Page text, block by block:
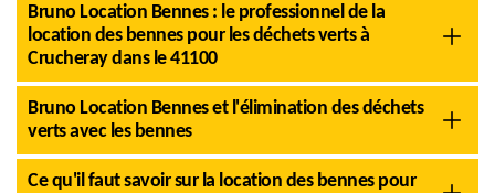
Bruno Location Bennes : le professionnel de la
location des bennes pour les déchets verts à
Crucheray dans le 41100
Bruno Location Bennes et l'élimination des déchets
verts avec les bennes
Ce qu'il faut savoir sur la location des bennes pour